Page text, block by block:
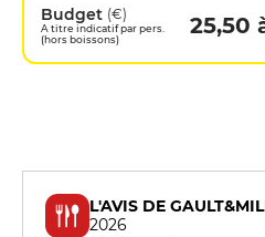
Budget (€)
A titre indicatif par pers.
(hors boissons)
25,50
L'AVIS DE
2026